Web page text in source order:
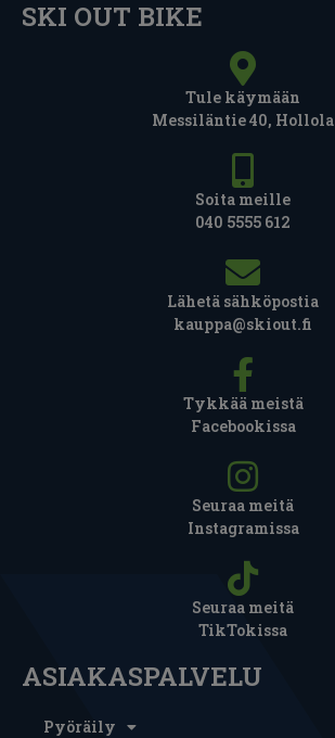
SKI OUT BIKE
Tule käymään
Messiläntie 40, Hollola
Soita meille
040 5555 612
Lähetä sähköpostia
kauppa@skiout.fi
Tykkää meistä
Facebookissa
Seuraa meitä
Instagramissa
Seuraa meitä
TikTokissa
ASIAKASPALVELU
Pyöräily